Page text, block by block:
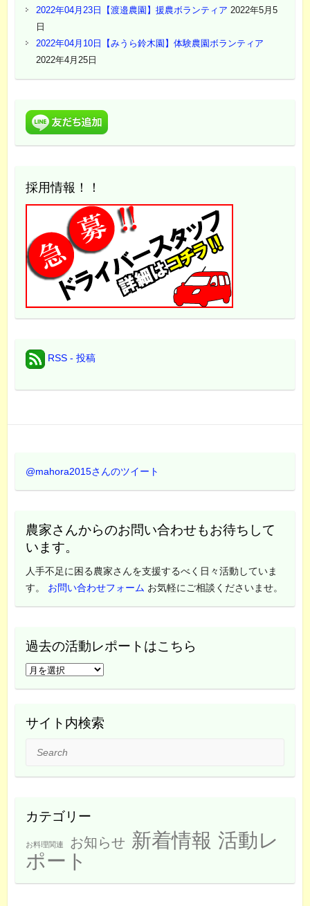
2022年04月23日【渡邉農園】援農ボランティア 2022年5月5
日
2022年04月10日【みうら鈴木園】体験農園ボランティア
2022年4月25日
採用情報！！
RSS - 投稿
@mahora2015さんのツイート
農家さんからのお問い合わせもお待ちして
います。
人手不足に困る農家さんを支援するべく日々活動していま
す。 お問い合わせフォーム お気軽にご相談くださいませ。
過去の活動レポートはこちら
過
去
活
は
ち
ら
サイト内検索
Search
カテゴリー
お料理関連 お知らせ 新着情報 活動レ
ポート